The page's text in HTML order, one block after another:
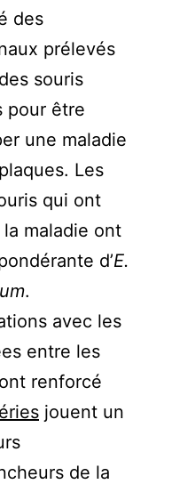
des
prélevés
souris
pour être
une maladie
Les
qui ont
maladie ont
d’E.
.
avec les
entre les
renforcé
jouent un
de la